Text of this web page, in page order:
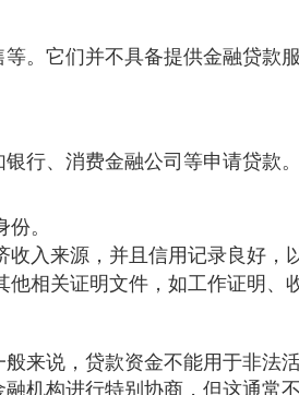
。它们并不具备提供金融贷款
行、消费金融公司等申请贷款
。
入来源，并且信用记录良好，
相关证明文件，如工作证明、
来说，贷款资金不能用于非法
机构进行特别协商，但这通常